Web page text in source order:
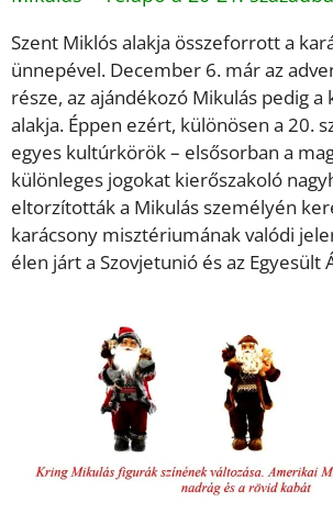
Szent Miklós alakja összeforrott a
ünnepével. December 6. már az
része, az ajándékozó Mikulás pedig
alakja. Éppen ezért, különösen a 20.
egyes kultúrkörök – elsősorban a
különleges jogokat kierőszakoló
eltorzították a Mikulás személyén
karácsony misztériumának valódi
élen járt a Szovjetunió és az Egyesült